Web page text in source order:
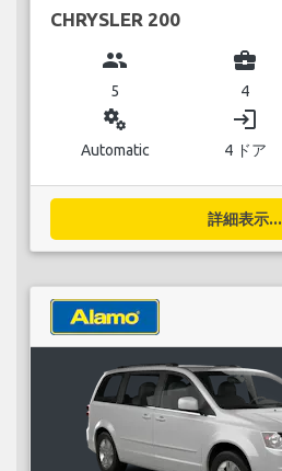
CHRYSLER 200
group
5
business_center
4
miscellaneous_services
Automatic
login
4 ドア
詳細表示...